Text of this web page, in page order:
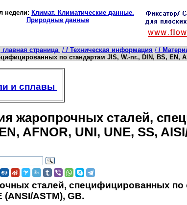
недели: Климат. Климатические данные.
Природные данные
главная страница / / Техническая информация / /
по стандартам JIS, W.-nr., DIN, BS, EN,
и сплавы
жаропрочных сталей,
AFNOR, UNI, UNE, SS,
сталей, специфицированных по
(ANSI/ASTM), GB.